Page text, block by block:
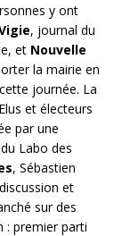
y ont
, journal du
et Nouvelle
la mairie en
journée. La
et électeurs
par une
Labo des
, Sébastien
et
sur des
: premier parti